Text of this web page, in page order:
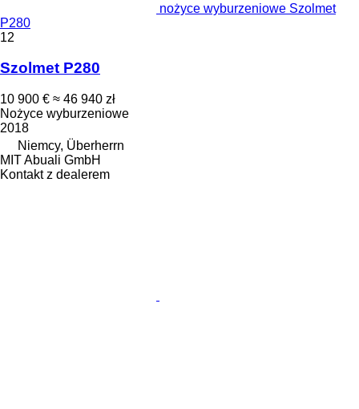
nożyce wyburzeniowe Szolmet
P280
12
Szolmet P280
10 900 € ≈ 46 940 zł
Nożyce wyburzeniowe
2018
Niemcy, Überherrn
MIT Abuali GmbH
Kontakt z dealerem